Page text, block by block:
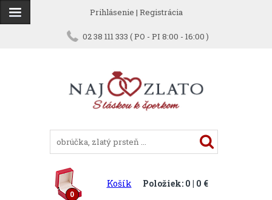
Prihlásenie | Registrácia
02 38 111 333 ( PO - PI 8:00 - 16:00 )
0
Košík Položiek: 0 | 0 €